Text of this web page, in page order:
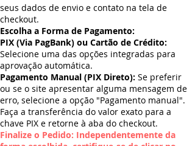
seus dados de envio e contato na tela de
checkout.
Escolha a Forma de Pagamento:
PIX (Via PagBank) ou Cartão de Crédito:
Selecione uma das opções integradas para
aprovação automática.
Pagamento Manual (PIX Direto): Se preferir
ou se o site apresentar alguma mensagem de
erro, selecione a opção "Pagamento manual".
Faça a transferência do valor exato para a
chave PIX e retorne à aba do checkout.
Finalize o Pedido: Independentemente da